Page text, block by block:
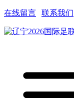
在线留言 联系我们